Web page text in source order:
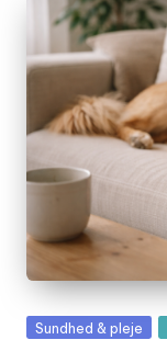
Posted
Sundhed & pleje